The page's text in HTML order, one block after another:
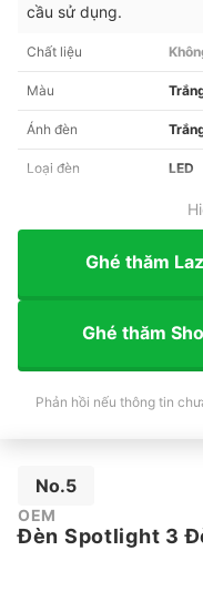
cầu sử dụng.
Chất liệu
Màu
Ánh đèn
Loại đèn LED
Ghé thăm
Ghé thăm
Phản hồi nếu thông tin
No.5
OEM
Đèn Spotlight 3